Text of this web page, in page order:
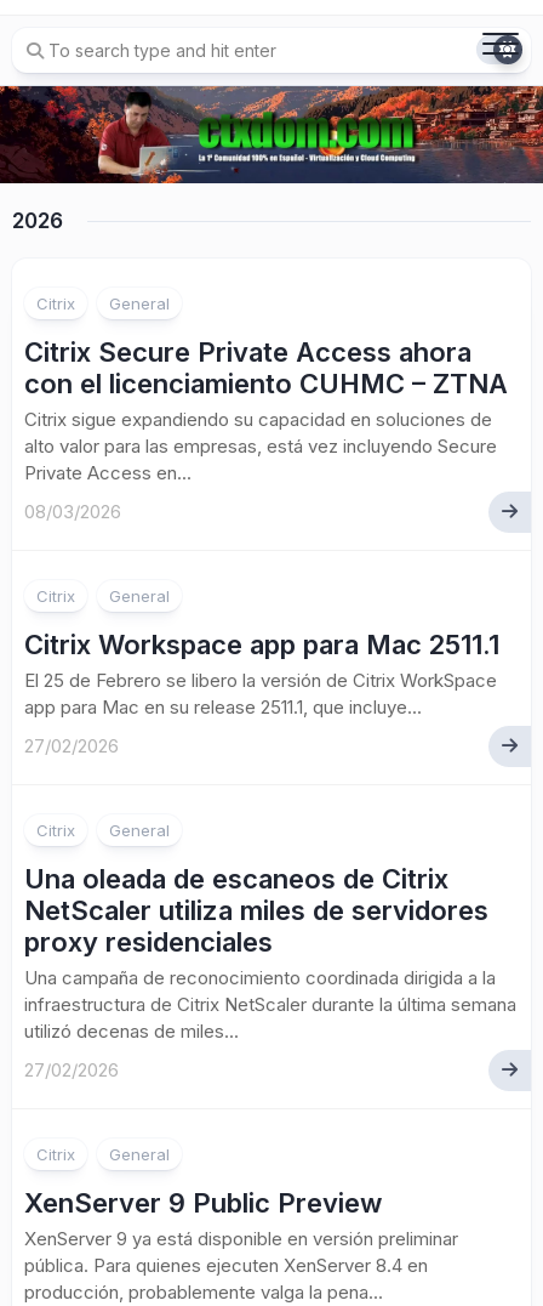
content
2026
Citrix General
Citrix Secure Private Access ahora
con el licenciamiento CUHMC – ZTNA
Citrix sigue expandiendo su capacidad en soluciones de
alto valor para las empresas, está vez incluyendo Secure
Private Access en...
08/03/2026
Citrix General
Citrix Workspace app para Mac 2511.1
El 25 de Febrero se libero la versión de Citrix WorkSpace
app para Mac en su release 2511.1, que incluye...
27/02/2026
Citrix General
Una oleada de escaneos de Citrix
NetScaler utiliza miles de servidores
proxy residenciales
Una campaña de reconocimiento coordinada dirigida a la
infraestructura de Citrix NetScaler durante la última semana
utilizó decenas de miles...
27/02/2026
Citrix General
XenServer 9 Public Preview
XenServer 9 ya está disponible en versión preliminar
pública. Para quienes ejecuten XenServer 8.4 en
producción, probablemente valga la pena...